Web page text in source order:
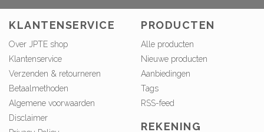
KLANTENSERVICE
Over JPTE shop
Klantenservice
Verzenden & retourneren
Betaalmethoden
Algemene voorwaarden
Disclaimer
PRODUCTEN
Alle producten
Nieuwe producten
Aanbiedingen
Tags
RSS-feed
REKENING